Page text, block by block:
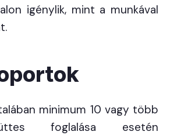
igénylik, mint a munkával
minimum 10 vagy több
foglalása esetén